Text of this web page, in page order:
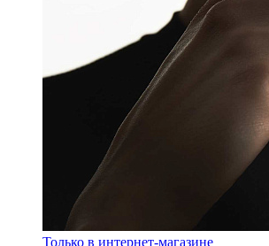
Только в интернет-магазине